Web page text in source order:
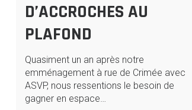
D’ACCROCHES AU
PLAFOND
Quasiment un an après notre
emménagement à rue de Crimée avec
ASVP, nous ressentions le besoin de
gagner en espace…